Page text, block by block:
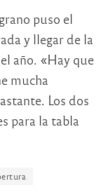
puso el
y llegar de la
año. «Hay que
mucha
Los dos
para la tabla